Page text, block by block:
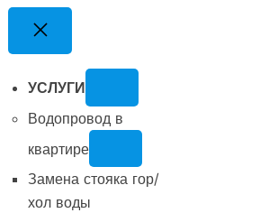
УСЛУГИ
Водопровод в
квартире
Замена стояка гор/
хол воды